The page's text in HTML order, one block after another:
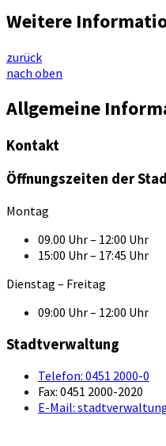
Weitere
zurück
nach oben
Allgemeine
Kontakt
Öffnungszeiten der
Montag
09.00 Uhr – 12:00 Uhr
15:00 Uhr – 17:45 Uhr
Dienstag – Freitag
09:00 Uhr – 12:00 Uhr
Stadtverwaltung
Telefon: 0451 2000-0
Fax: 0451 2000-2020
E-Mail: